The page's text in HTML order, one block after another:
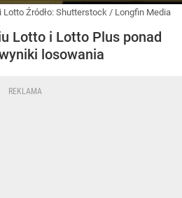
Lotto Źródło: Shutterstock / Longfin Media
Lotto i Lotto Plus ponad
losowania